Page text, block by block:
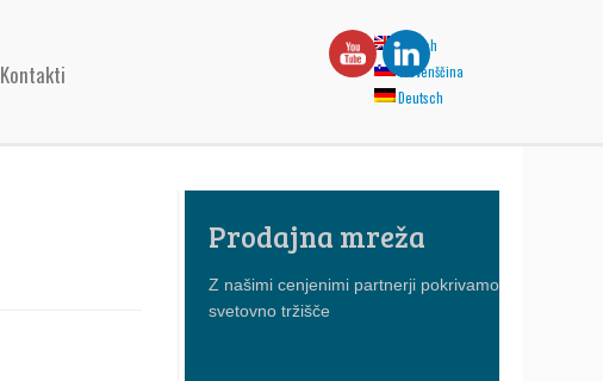
English
Slovenščina
Deutsch
Kontakti
Prodajna mreža
Z našimi cenjenimi partnerji pokrivamo
svetovno tržišče